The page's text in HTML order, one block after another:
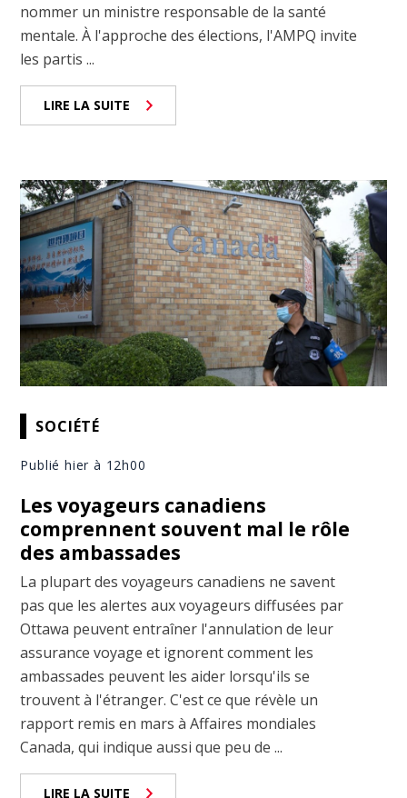
nommer un ministre responsable de la santé
mentale. À l'approche des élections, l'AMPQ invite
les partis ...
LIRE LA SUITE
SOCIÉTÉ
Publié hier à 12h00
Les voyageurs canadiens
comprennent souvent mal le rôle
des ambassades
La plupart des voyageurs canadiens ne savent
pas que les alertes aux voyageurs diffusées par
Ottawa peuvent entraîner l'annulation de leur
assurance voyage et ignorent comment les
ambassades peuvent les aider lorsqu'ils se
trouvent à l'étranger. C'est ce que révèle un
rapport remis en mars à Affaires mondiales
Canada, qui indique aussi que peu de ...
LIRE LA SUITE